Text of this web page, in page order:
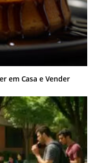
em Casa e Vender